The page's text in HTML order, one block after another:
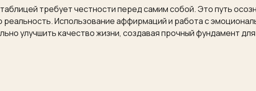
требует честности перед самим собой. Это путь
Использование аффирмаций и работа с
улучшить качество жизни, создавая прочный фундамент